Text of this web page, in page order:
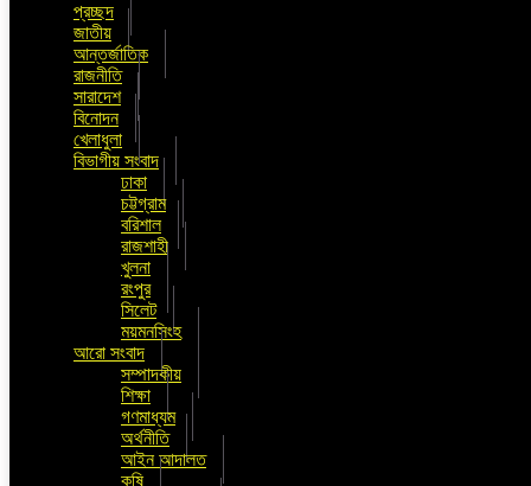
প্রচ্ছদ
জাতীয়
আন্তর্জাতিক
রাজনীতি
সারাদেশ
বিনোদন
খেলাধুলা
বিভাগীয় সংবাদ
ঢাকা
চট্টগ্রাম
বরিশাল
রাজশাহী
খুলনা
রংপুর
সিলেট
ময়মনসিংহ
আরো সংবাদ
সম্পাদকীয়
শিক্ষা
গণমাধ্যম
অর্থনীতি
আইন আদালত
কৃষি